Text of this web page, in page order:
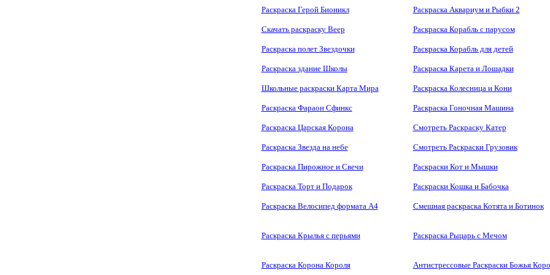
Раскраска Герой Бионикл Раскраска Аквариум и Рыбки 2
Скачать раскраску Веер Раскраска Корабль с парусом
Раскраска полет Звездочки Раскраска Корабль для детей
Раскраска здание Школы Раскраска Карета и Лошадки
Школьные раскраски Карта Мира Раскраска Колесница и Кони
Раскраска Фараон Сфинкс Раскраска Гоночная Машина
Раскраска Царская Корона Смотреть Раскраску Катер
Раскраска Звезда на небе Смотреть Раскраски Грузовик
Раскраска Пирожное и Свечи Раскраски Кот и Мышки
Раскраска Торт и Подарок Раскраски Кошка и Бабочка
Раскраска Велосипед формата А4 Смешная раскраска Котята и Ботинок
Раскраска Крылья с перьями Раскраска Рыцарь с Мечом
Раскраска Корона Короля Антистрессовые Раскраски Божья